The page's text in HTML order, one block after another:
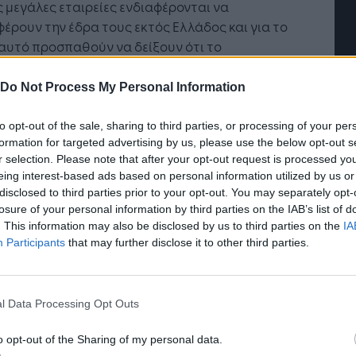
Do Not Process My Personal Information
opt-out of the sale, sharing to third parties, or processing of your
for targeted advertising by us, please use the below opt-out
selection. Please note that after your opt-out request is processed
interest-based ads based on personal information utilized by us
to third parties prior to your opt-out. You may separately
of your personal information by third parties on the IAB’s list of
This information may also be disclosed by us to third parties on the
Participants that may further disclose it to other third parties.
Data Processing Opt Outs
opt-out of the Sharing of my personal data.
μεγάλες εταιρείες ενδιαφέρονται να
την έδρα τους εκτός Ελλάδος και για το
προσπαθούν να δείξουν ότι το
εκτός της χώρας.
για μεγάλο χτύπημα το οποίο δέχεται η
τραυματισμένη ελληνική Οικονομία,
οι επιχειρήσεις αυτές θα παύσουν να
αμέσως ή εμμέσως πόρους μέσω της
κ.λπ. στην ανοικοδόμηση της Ελληνικής
Όσο για τις εγκαταστάσεις τους που
θα παραμείνουν στην Ελλάδα,
τους αφήνοντας στην ανεργία
εργαζομένους. Τελικά, φαίνεται ότι η
του επιχειρηματία τον κίνδυνο εξόδου από
Νοημοσύνη: το νέο
σύστημα της
Οι προσλήψεις αλλάζουν: To
Jobfind.gr ως στρατηγικός
επιχείρηση και εργαζόμενο